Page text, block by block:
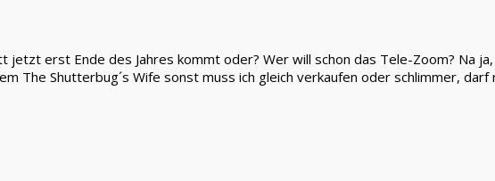
erst Ende des Jahres kommt oder? Wer will schon das Tele-Zoom? Na
The Shutterbug´s Wife sonst muss ich gleich verkaufen oder schlimmer, darf